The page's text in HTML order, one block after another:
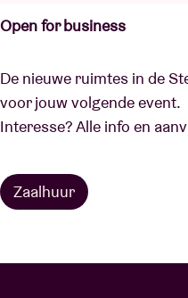
Open for business
De nieuwe ruimtes in de
voor jouw volgende event.
Interesse? Alle info en
Zaalhuur